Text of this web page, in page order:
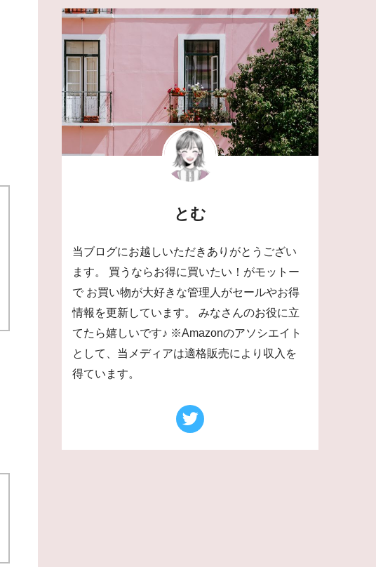
とむ
当ブログにお越しいただきありがとうござい
ます。 買うならお得に買いたい！がモットー
で お買い物が大好きな管理人がセールやお得
情報を更新しています。 みなさんのお役に立
てたら嬉しいです♪ ※Amazonのアソシエイト
として、当メディアは適格販売により収入を
得ています。